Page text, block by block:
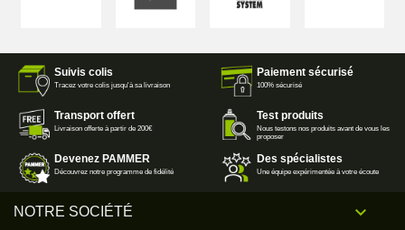
Suivis colis
Tracez votre colis jusqu'à sa livraison
Paiement sécurisé
100% sécurisé
Transport offert
Livraison offerte à partir de 200€
Test produits
Nous testons nos produits avant de vous les
proposer
Devenez PAMMER
Découvrez notre programme de fidélité
Des spécialistes
Une équipe expérimentée à votre écoute
NOTRE SOCIÉTÉ 